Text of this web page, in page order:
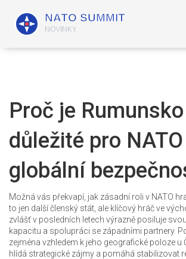
Proč je Rumunsko
důležité pro
globální
Možná vás překvapí, jak zásadní roli v NATO
to jen další členský stát, ale klíčový hráč ve
zvlášť v posledních letech výrazně posiluje
kapacitu a spolupráci se západními partnery.
zejména vzhledem k jeho geografické poloze u
hlídá strategické zájmy a pomáhá stabilizovat